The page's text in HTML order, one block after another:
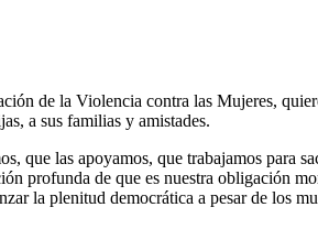
de la Violencia contra las Mujeres,
a sus familias y amistades.
que las apoyamos, que trabajamos para
profunda de que es nuestra obligación
la plenitud democrática a pesar de los